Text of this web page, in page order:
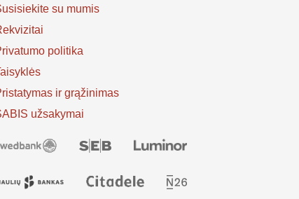
su mumis
politika
ir grąžinimas
užsakymai